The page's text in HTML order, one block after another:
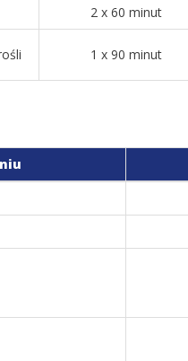
2 x 60 minut
1 x 90 minut